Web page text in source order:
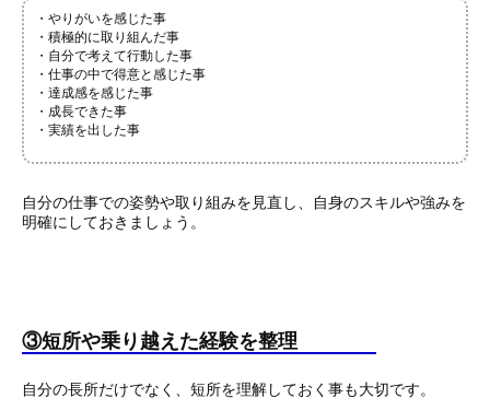
・やりがいを感じた事
・積極的に取り組んだ事
・自分で考えて行動した事
・仕事の中で得意と感じた事
・達成感を感じた事
・成長できた事
・実績を出した事
自分の仕事での姿勢や取り組みを見直し、自身のスキルや強みを
明確にしておきましょう。
③短所や乗り越えた経験を整理
自分の長所だけでなく、短所を理解しておく事も大切です。